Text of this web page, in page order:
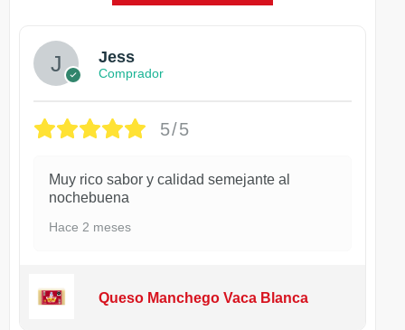
Jess
Comprador
5/5
Muy rico sabor y calidad semejante al
nochebuena
Hace 2 meses
Queso Manchego Vaca Blanca